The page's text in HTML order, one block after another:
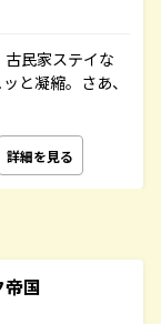
民家ステイな
と凝縮。さあ、
詳細を見る
国